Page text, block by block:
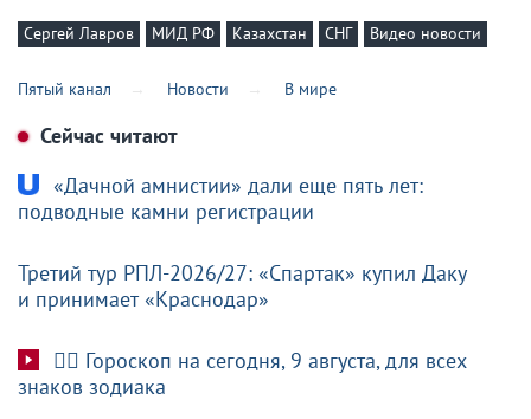
Сергей Лавров МИД РФ Казахстан СНГ Видео новости
Пятый канал Новости В мире
Сейчас читают
«Дачной амнистии» дали еще пять лет:
подводные камни регистрации
Третий тур РПЛ-2026/27: «Спартак» купил Даку
и принимает «Краснодар»
🧙‍♀ Гороскоп на сегодня, 9 августа, для всех
знаков зодиака